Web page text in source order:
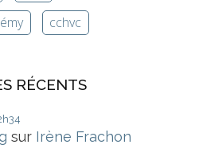
cchvc
RÉCENTS
sur Irène Frachon